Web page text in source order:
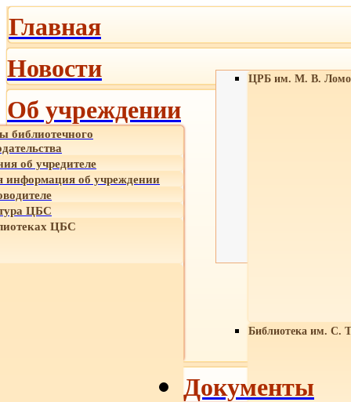
Главная
Новости
Об учреждении
библиотечного
об учредителе
об учреждении
ЦБС
ЦБС
ЦРБ им. М. В.
Библиотека им. С.
Документы